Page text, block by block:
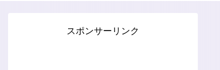
スポンサーリンク